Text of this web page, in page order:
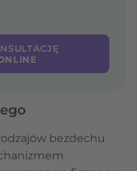
bezdechu